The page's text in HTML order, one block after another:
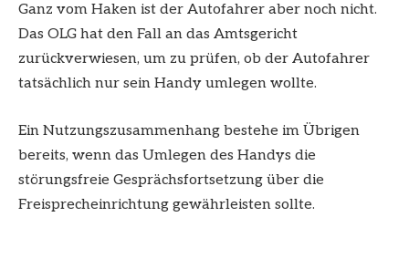
Ganz vom Haken ist der Autofahrer aber noch nicht.
Das OLG hat den Fall an das Amtsgericht
zurückverwiesen, um zu prüfen, ob der Autofahrer
tatsächlich nur sein Handy umlegen wollte.
Ein Nutzungszusammenhang bestehe im Übrigen
bereits, wenn das Umlegen des Handys die
störungsfreie Gesprächsfortsetzung über die
Freisprecheinrichtung gewährleisten sollte.